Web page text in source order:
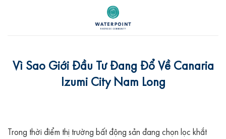
Vì Sao Giới Đầu Tư Đang Đổ Về Canaria
Izumi City Nam Long
Trong thời điểm thị trường bất động sản đang chọn lọc khắt